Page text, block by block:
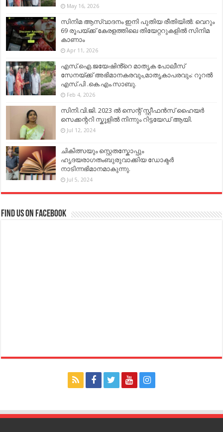
May 16, 2026
സിനിമ ആസ്വാദനം ഇനി പുതിയ രീതിയിൽ: വെറും
69 രൂപയ്ക്ക് കേരളത്തിലെ തിയേറ്ററുകളിൽ സിനിമ
കാണാം
Apr 11, 2026
എസ്.ഐ.ജയേഷിൻ്റെ മാതൃക പോലീസ്
സേനയ്ക്ക് അഭിമാനകരവും,മാതൃകാപരവും: റൂറൽ
എസ്.പി .കെ.എം.സാബു.
Feb 4, 2026
സിനി.വി.ജി. 2023 ൽ സെന്റ് സ്റ്റീഫൻസ് ഹൈയർ
സെക്കന്ററി സ്കൂളിൽ നിന്നും റിട്ടയേഡ് ആയി.
Jul 12, 2024
ചികിത്സയും സ്റ്റെതസ്കോപ്പും
ഹൃദയരാഗതംബുരുവാക്കിയ ഡോക്ടർ
നാടിന്നഭിമാനമാകുന്നു.
Jul 5, 2024
Find us on Facebook